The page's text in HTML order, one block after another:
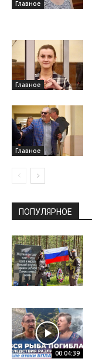
Главное
Главное
Главное
ПОПУЛЯРНОЕ
00:04:39